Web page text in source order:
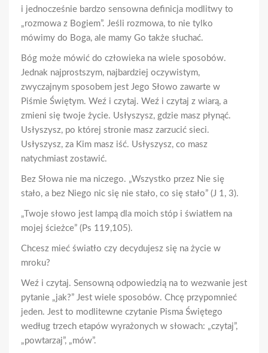
i jednocześnie bardzo sensowna definicja modlitwy to
„rozmowa z Bogiem”. Jeśli rozmowa, to nie tylko
mówimy do Boga, ale mamy Go także słuchać.
Bóg może mówić do człowieka na wiele sposobów.
Jednak najprostszym, najbardziej oczywistym,
zwyczajnym sposobem jest Jego Słowo zawarte w
Piśmie Świętym. Weź i czytaj. Weź i czytaj z wiarą, a
zmieni się twoje życie. Usłyszysz, gdzie masz płynąć.
Usłyszysz, po której stronie masz zarzucić sieci.
Usłyszysz, za Kim masz iść. Usłyszysz, co masz
natychmiast zostawić.
Bez Słowa nie ma niczego. „Wszystko przez Nie się
stało, a bez Niego nic się nie stało, co się stało” (J 1, 3).
„Twoje słowo jest lampą dla moich stóp i światłem na
mojej ścieżce” (Ps 119,105).
Chcesz mieć światło czy decydujesz się na życie w
mroku?
Weź i czytaj. Sensowną odpowiedzią na to wezwanie jest
pytanie „jak?” Jest wiele sposobów. Chcę przypomnieć
jeden. Jest to modlitewne czytanie Pisma Świętego
według trzech etapów wyrażonych w słowach: „czytaj”,
„powtarzaj”, „mów”.